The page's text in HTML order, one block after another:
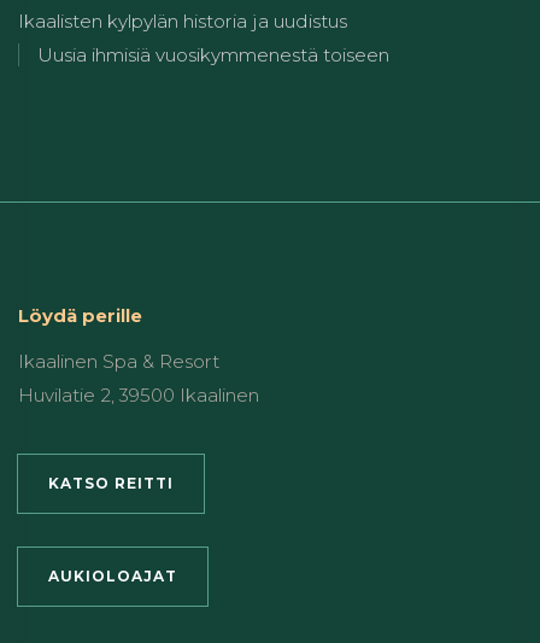
Ikaalisten kylpylän historia ja uudistus
Uusia ihmisiä vuosikymmenestä toiseen
Löydä perille
Ikaalinen Spa & Resort
Huvilatie 2, 39500 Ikaalinen
KATSO REITTI
AUKIOLOAJAT